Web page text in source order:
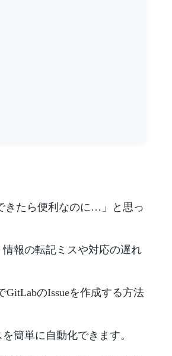
きたら便利なのに…」と思っ
報の転記ミスや対応の遅れ
のIssueを作成する方法
簡単に自動化できます。